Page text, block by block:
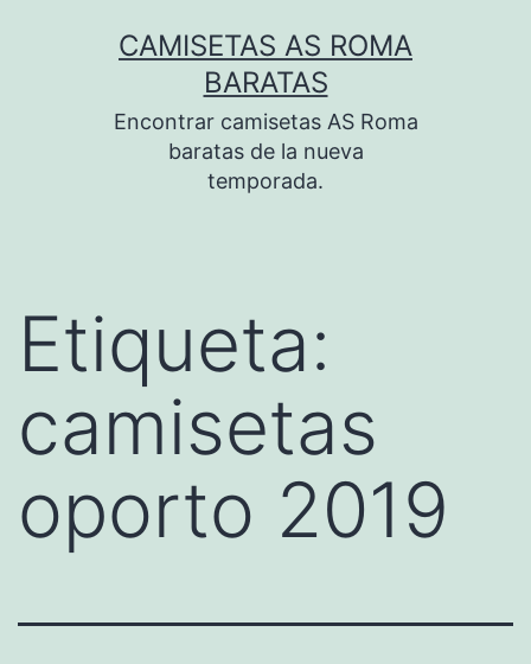
CAMISETAS AS ROMA
BARATAS
Encontrar camisetas AS Roma
baratas de la nueva
temporada.
Etiqueta:
camisetas
oporto 2019